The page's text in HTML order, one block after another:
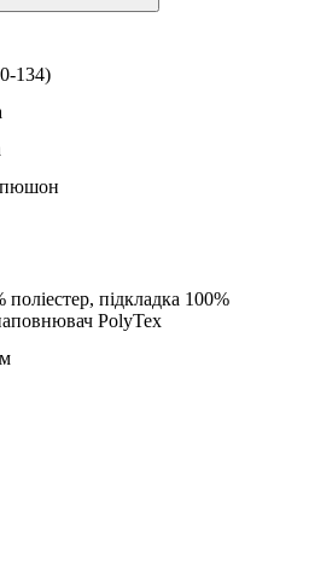
134)
поліестер, пiдкладка 100%
PolyTex